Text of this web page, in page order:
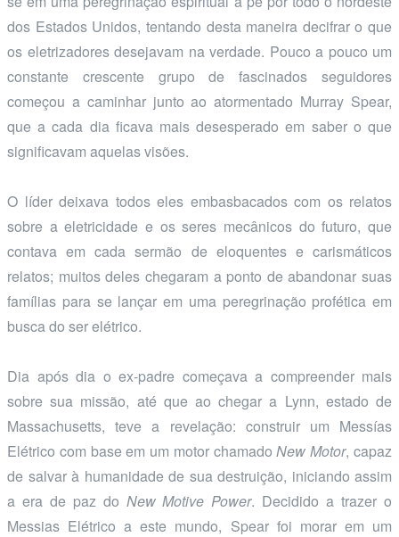
dos Estados Unidos, tentando desta maneira decifrar o que
os eletrizadores desejavam na verdade. Pouco a pouco um
constante crescente grupo de fascinados seguidores
começou a caminhar junto ao atormentado Murray Spear,
que a cada dia ficava mais desesperado em saber o que
significavam aquelas visões.
O líder deixava todos eles embasbacados com os relatos
sobre a eletricidade e os seres mecânicos do futuro, que
contava em cada sermão de eloquentes e carismáticos
relatos; muitos deles chegaram a ponto de abandonar suas
famílias para se lançar em uma peregrinação profética em
busca do ser elétrico.
Dia após dia o ex-padre começava a compreender mais
sobre sua missão, até que ao chegar a Lynn, estado de
Massachusetts, teve a revelação: construir um Messías
Elétrico com base em um motor chamadoNew Motor, capaz
de salvar à humanidade de sua destruição, iniciando assim
a era de paz do New Motive Power. Decidido a trazer o
Messias Elétrico a este mundo, Spear foi morar em um